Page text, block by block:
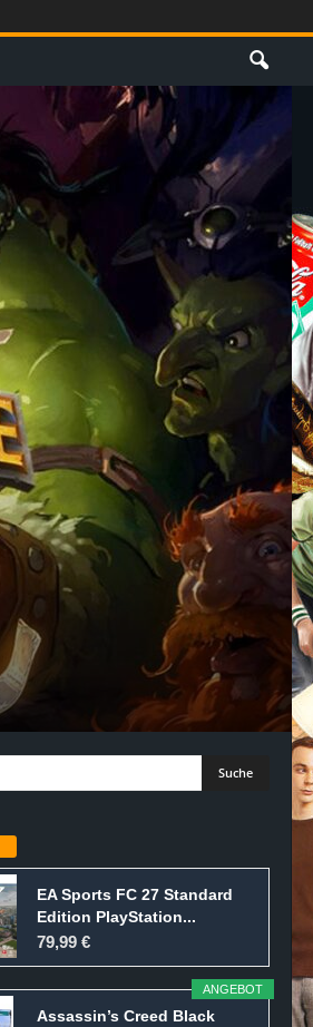
EA Sports FC 27 Standard
Edition PlayStation...
79,99 €
ANGEBOT
Assassin’s Creed Black